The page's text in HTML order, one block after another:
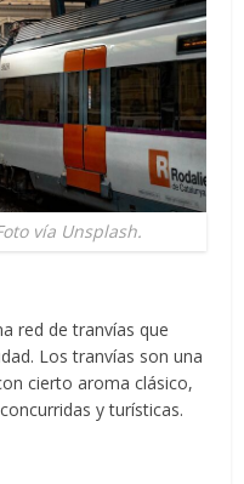
vía Unsplash.
red de tranvías que
Los tranvías son una
cierto aroma clásico,
y turísticas.